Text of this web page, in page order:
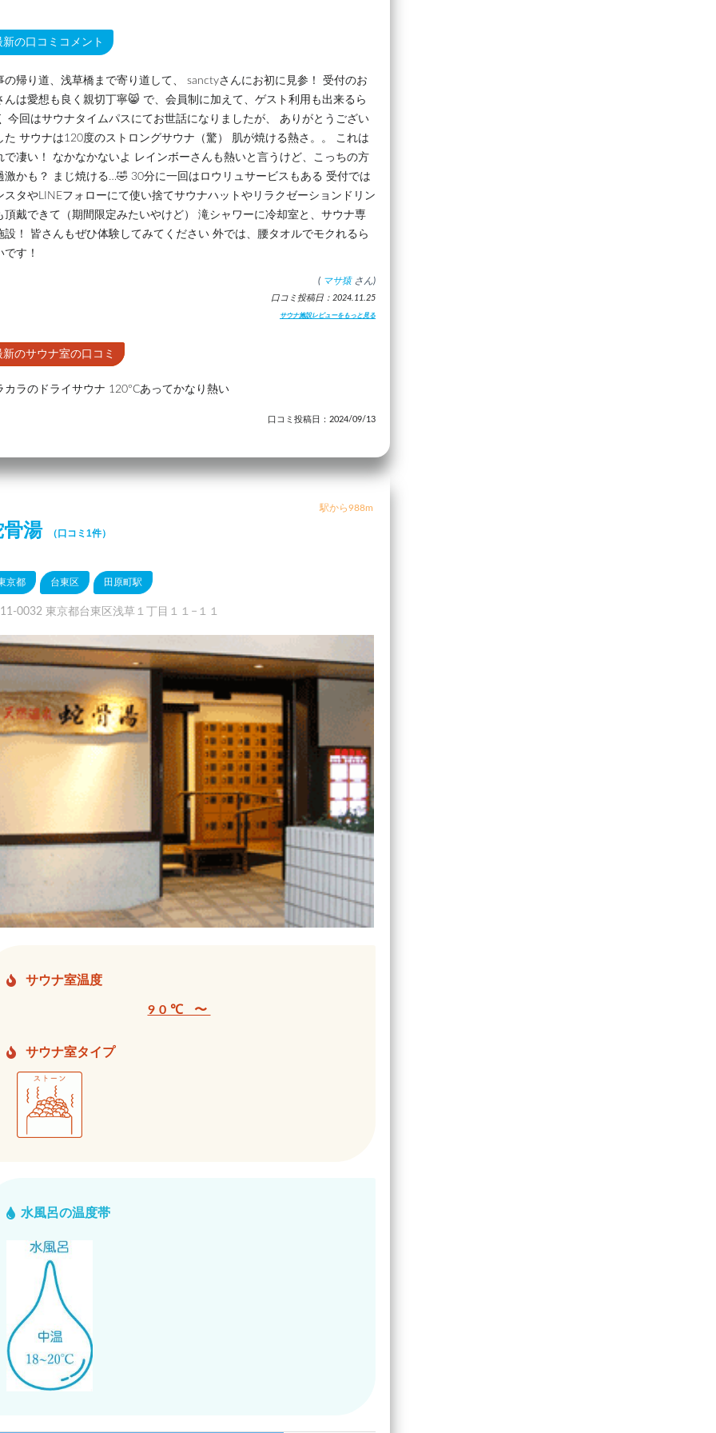
新の口コミコメント
の帰り道、浅草橋まで寄り道して、 sanctyさんにお初に見参！ 受付のお
んは愛想も良く親切丁寧😸 で、会員制に加えて、ゲスト利用も出来るら
今回はサウナタイムパスにてお世話になりましたが、 ありがとうござい
た サウナは120度のストロングサウナ（驚） 肌が焼ける熱さ。。 これは
で凄い！ なかなかないよ レインボーさんも熱いと言うけど、こっちの方
激かも？ まじ焼ける…🤣 30分に一回はロウリュサービスもある 受付では
スタやLINEフォローにて使い捨てサウナハットやリラクゼーションドリン
頂戴できて（期間限定みたいやけど） 滝シャワーに冷却室と、サウナ専
設！ 皆さんもぜひ体験してみてください 外では、腰タオルでモクれるら
です！
( マサ猿 さん)
口コミ投稿日：2024.11.25
サウナ施設レビューをもっと見る
新のサウナ室の口コミ
カラのドライサウナ 120°Cあってかなり熱い
口コミ投稿日：2024/09/13
駅から988m
骨湯 （口コミ1件）
京都 台東区 田原町駅
0032 東京都台東区浅草１丁目１１−１１
サウナ室温度
90℃ 〜
サウナ室タイプ
水風呂の温度帯